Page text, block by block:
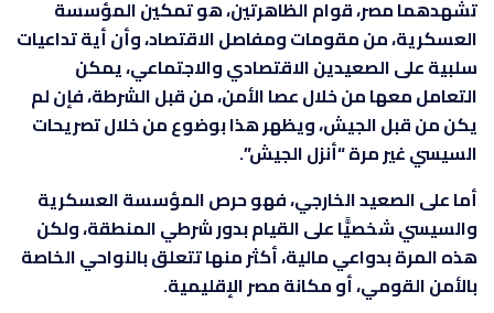
تشهدهما مصر، قوام الظاهرتين، هو تمكين المؤسسة
العسكرية، من مقومات ومفاصل الاقتصاد، وأن أية تداعيات
سلبية على الصعيدين الاقتصادي والاجتماعي، يمكن
التعامل معها من خلال عصا الأمن، من قبل الشرطة، فإن لم
يكن من قبل الجيش، ويظهر هذا بوضوع من خلال تصريحات
السيسي غير مرة “أنزل الجيش”.
أما على الصعيد الخارجي، فهو حرص المؤسسة العسكرية
والسيسي شخصيًّا على القيام بدور شرطي المنطقة، ولكن
هذه المرة بدواعي مالية، أكثر منها تتعلق بالنواحي الخاصة
بالأمن القومي، أو مكانة مصر الإقليمية.